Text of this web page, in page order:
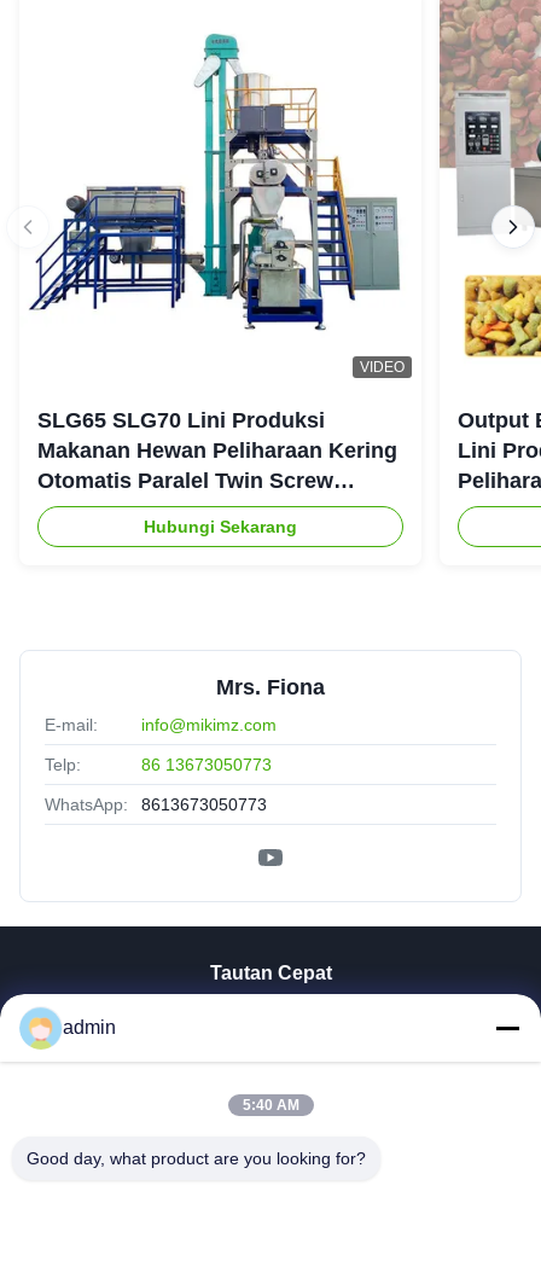
VIDEO
SLG65 SLG70 Lini Produksi
Makanan Hewan Peliharaan Kering
Otomatis Paralel Twin Screw
Extruder CE
Hubungi Sekarang
Output
Lini
Mrs. Fiona
E-mail: info@mikimz.com
Telp: 86 13673050773
WhatsApp: 8613673050773
Tautan Cepat
Tentang Kita
Kontrol Kualitas
admin
5:40 AM
Good day, what product are you looking for?